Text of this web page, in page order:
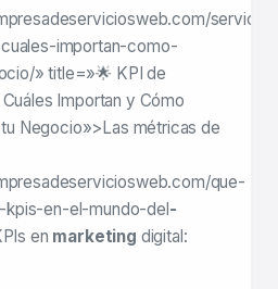
importan-como-
» title=»🌟 KPI de
Cuáles Importan y Cómo
Negocio»>Las métricas de
que-
kpis-en-el-mundo-del-
en marketing digital: